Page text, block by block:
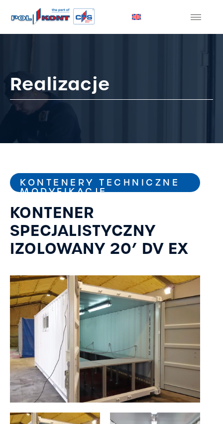
Realizacje
KONTENERY TECHNICZNE
MODYFIKACJE
KONTENER
SPECJALISTYCZNY
IZOLOWANY 20’ DV EX